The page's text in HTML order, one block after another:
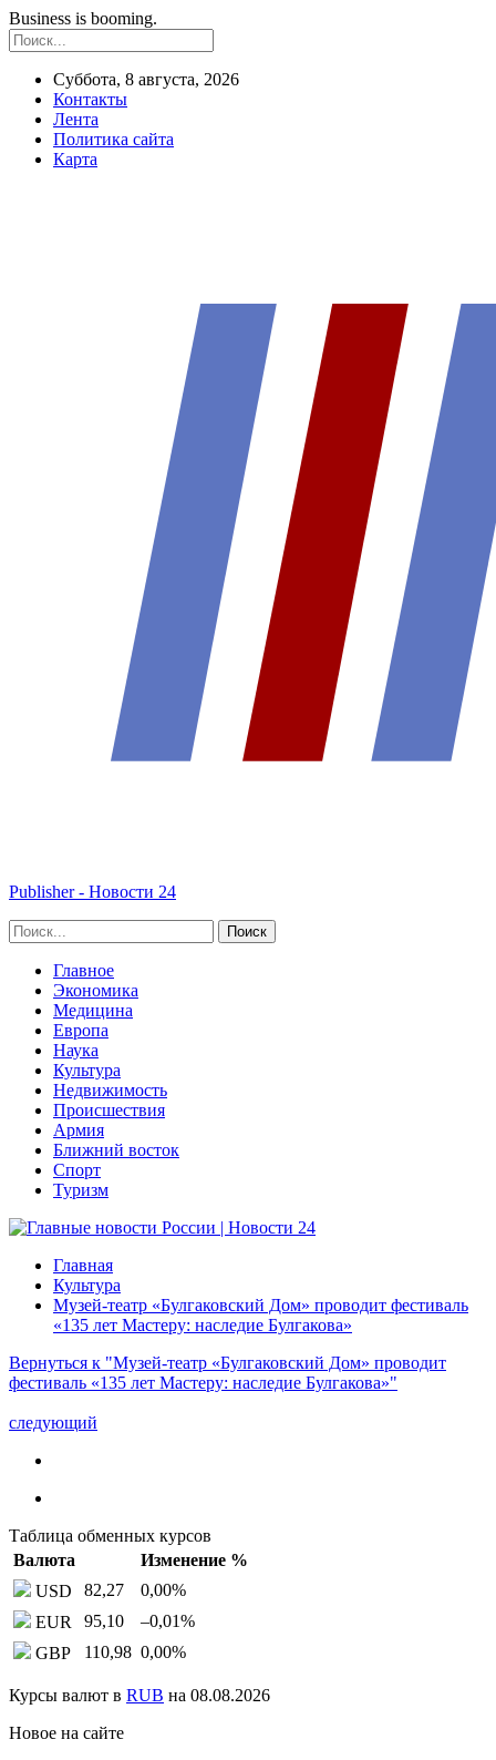
Business is booming.
Суббота, 8 августа, 2026
Контакты
Лента
Политика сайта
Карта
Publisher - Новости 24
Главное
Экономика
Медицина
Европа
Наука
Культура
Недвижимость
Происшествия
Армия
Ближний восток
Спорт
Туризм
Главная
Культура
Музей-театр «Булгаковский Дом» проводит фестиваль
«135 лет Мастеру: наследие Булгакова»
Вернуться к "Музей-театр «Булгаковский Дом» проводит
фестиваль «135 лет Мастеру: наследие Булгакова»"
следующий
Таблица обменных курсов
Валюта
Изменение %
USD
82,27 0,00%
EUR
95,10 –0,01%
GBP
110,98 0,00%
Курсы валют в RUB на 08.08.2026
Новое на сайте